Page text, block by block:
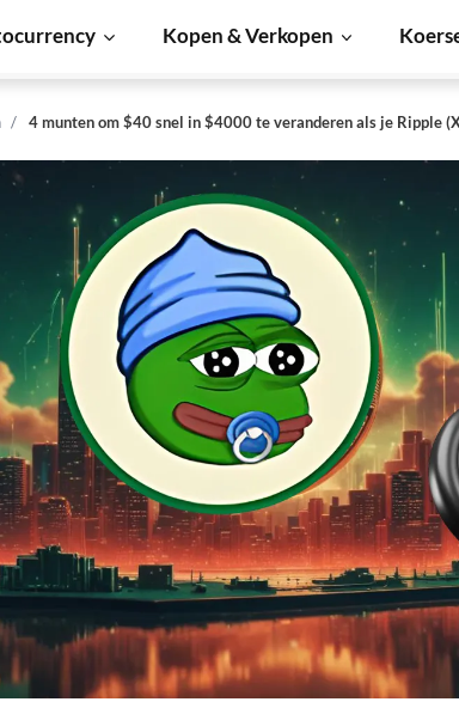
Kopen & Verkopen
4 munten om $40 snel in $4000 te veranderen als je Ripple